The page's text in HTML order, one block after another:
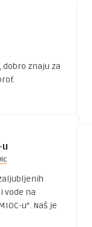
znaju za
vode na
u“. Naš je